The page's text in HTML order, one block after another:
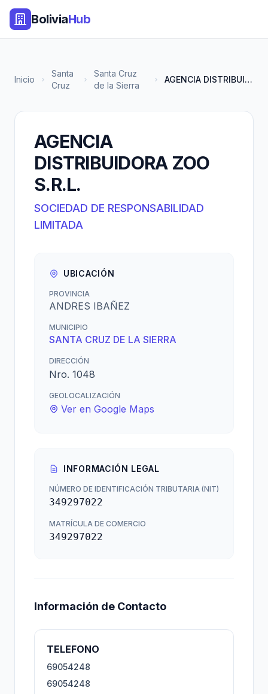
BoliviaHub
Inicio
Santa
Cruz
Santa Cruz
de la Sierra
AGENCIA DISTRIBUIDORA ZOO S.R....
AGENCIA
DISTRIBUIDORA ZOO
S.R.L.
SOCIEDAD DE RESPONSABILIDAD
LIMITADA
UBICACIÓN
PROVINCIA
ANDRES IBAÑEZ
MUNICIPIO
SANTA CRUZ DE LA SIERRA
DIRECCIÓN
Nro. 1048
GEOLOCALIZACIÓN
Ver en Google Maps
INFORMACIÓN LEGAL
NÚMERO DE IDENTIFICACIÓN TRIBUTARIA (NIT)
349297022
MATRÍCULA DE COMERCIO
349297022
Información de Contacto
TELEFONO
69054248
69054248